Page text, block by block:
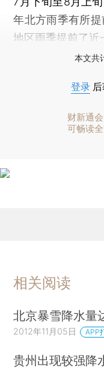
年北方雨季有所
地区雨季提前了近
本文共
登录
财新通
可畅读
相关阅读
北京暴雪降水量
2012年11月05日 APP
贵州出现较强降